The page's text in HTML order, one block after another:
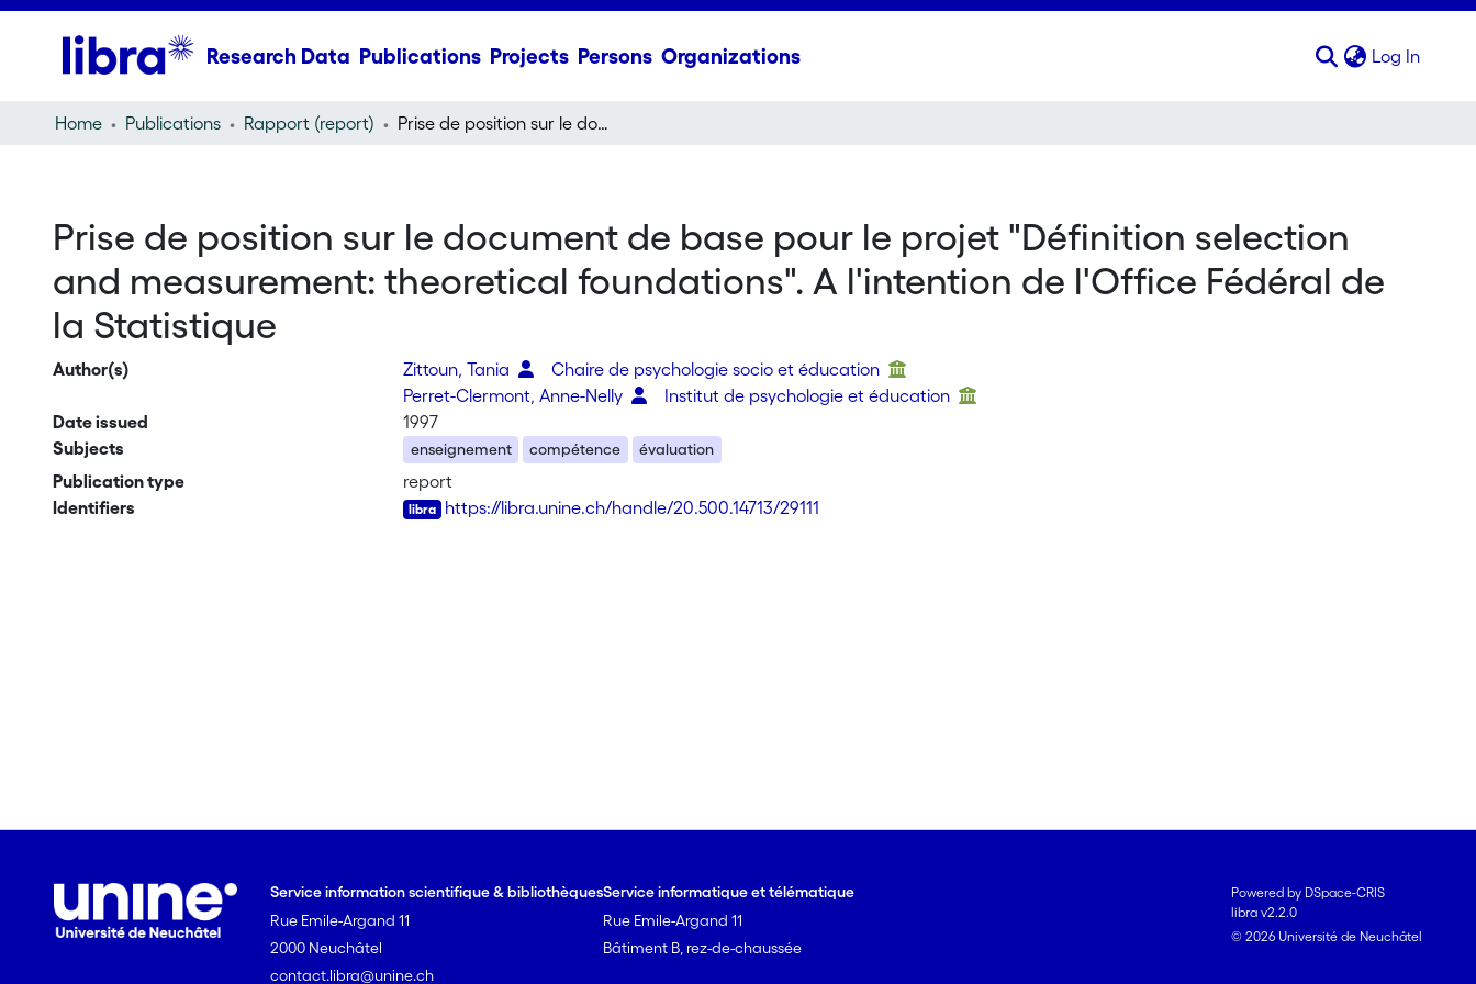
Research Data Publications Projects Persons Organizations Log In
Home Publications Rapport (report) Prise de position sur le document de base pour le projet "Définition selection and measurement: theoretical foundations". A l'intention de l'Office Fédéral de la Statistique
Prise de position sur le document de base pour le projet "Définition selection
and measurement: theoretical foundations". A l'intention de l'Office Fédéral de
la Statistique
Author(s) Zittoun, Tania
Chaire de psychologie socio et éducation
Perret-Clermont, Anne-Nelly
Institut de psychologie et éducation
Date issued
1997
Subjects
enseignement compétence évaluation
Publication type
report
Identifiers
https://libra.unine.ch/handle/20.500.14713/29111
Service information scientifique & bibliothèques
Rue Emile-Argand 11
2000 Neuchâtel
contact.libra@unine.ch
Service informatique et télématique
Rue Emile-Argand 11
Bâtiment B, rez-de-chaussée
Powered by DSpace-CRIS
libra v2.2.0
© 2026 Université de Neuchâtel